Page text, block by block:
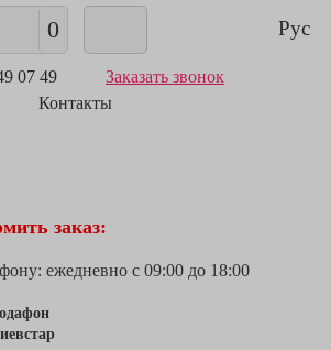
0 Рус
07 49 Заказать звонок
Контакты
заказ:
ежедневно с 09:00 до 18:00